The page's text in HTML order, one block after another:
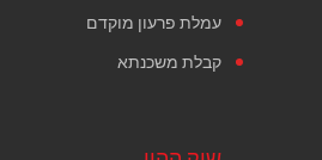
עמלת פרעון מוקדם
קבלת משכנתא